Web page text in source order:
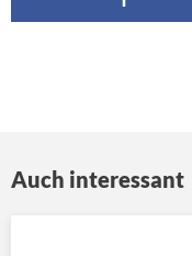
Auch interessant